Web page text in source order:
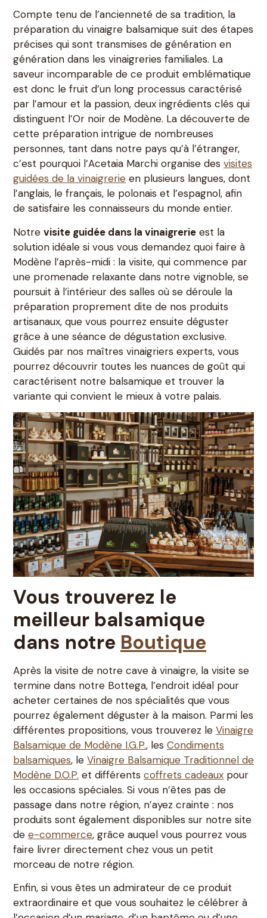
Compte tenu de l’ancienneté de sa tradition, la
préparation du vinaigre balsamique suit des étapes
précises qui sont transmises de génération en
génération dans les vinaigreries familiales. La
saveur incomparable de ce produit emblématique
est donc le fruit d’un long processus caractérisé
par l’amour et la passion, deux ingrédients clés qui
distinguent l’Or noir de Modène. La découverte de
cette préparation intrigue de nombreuses
personnes, tant dans notre pays qu’à l’étranger,
c’est pourquoi l’Acetaia Marchi organise des visites
guidées de la vinaigrerie en plusieurs langues, dont
l’anglais, le français, le polonais et l’espagnol, afin
de satisfaire les connaisseurs du monde entier.
Notre visite guidée dans la vinaigrerie est la
solution idéale si vous vous demandez quoi faire à
Modène l’après-midi : la visite, qui commence par
une promenade relaxante dans notre vignoble, se
poursuit à l’intérieur des salles où se déroule la
préparation proprement dite de nos produits
artisanaux, que vous pourrez ensuite déguster
grâce à une séance de dégustation exclusive.
Guidés par nos maîtres vinaigriers experts, vous
pourrez découvrir toutes les nuances de goût qui
caractérisent notre balsamique et trouver la
variante qui convient le mieux à votre palais.
Vous trouverez le
meilleur balsamique
dans notre Boutique
Après la visite de notre cave à vinaigre, la visite se
termine dans notre Bottega, l’endroit idéal pour
acheter certaines de nos spécialités que vous
pourrez également déguster à la maison. Parmi les
différentes propositions, vous trouverez le Vinaigre
Balsamique de Modène I.G.P., les Condiments
balsamiques, le Vinaigre Balsamique Traditionnel de
Modène D.O.P. et différents coffrets cadeaux pour
les occasions spéciales. Si vous n’êtes pas de
passage dans notre région, n’ayez crainte : nos
produits sont également disponibles sur notre site
de e-commerce, grâce auquel vous pourrez vous
faire livrer directement chez vous un petit
morceau de notre région.
Enfin, si vous êtes un admirateur de ce produit
extraordinaire et que vous souhaitez le célébrer à